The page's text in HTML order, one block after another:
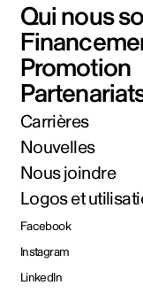
Qui nous
Promotion
Carrières
Nouvelles
Nous joindre
Logos et
Facebook
Instagram
LinkedIn